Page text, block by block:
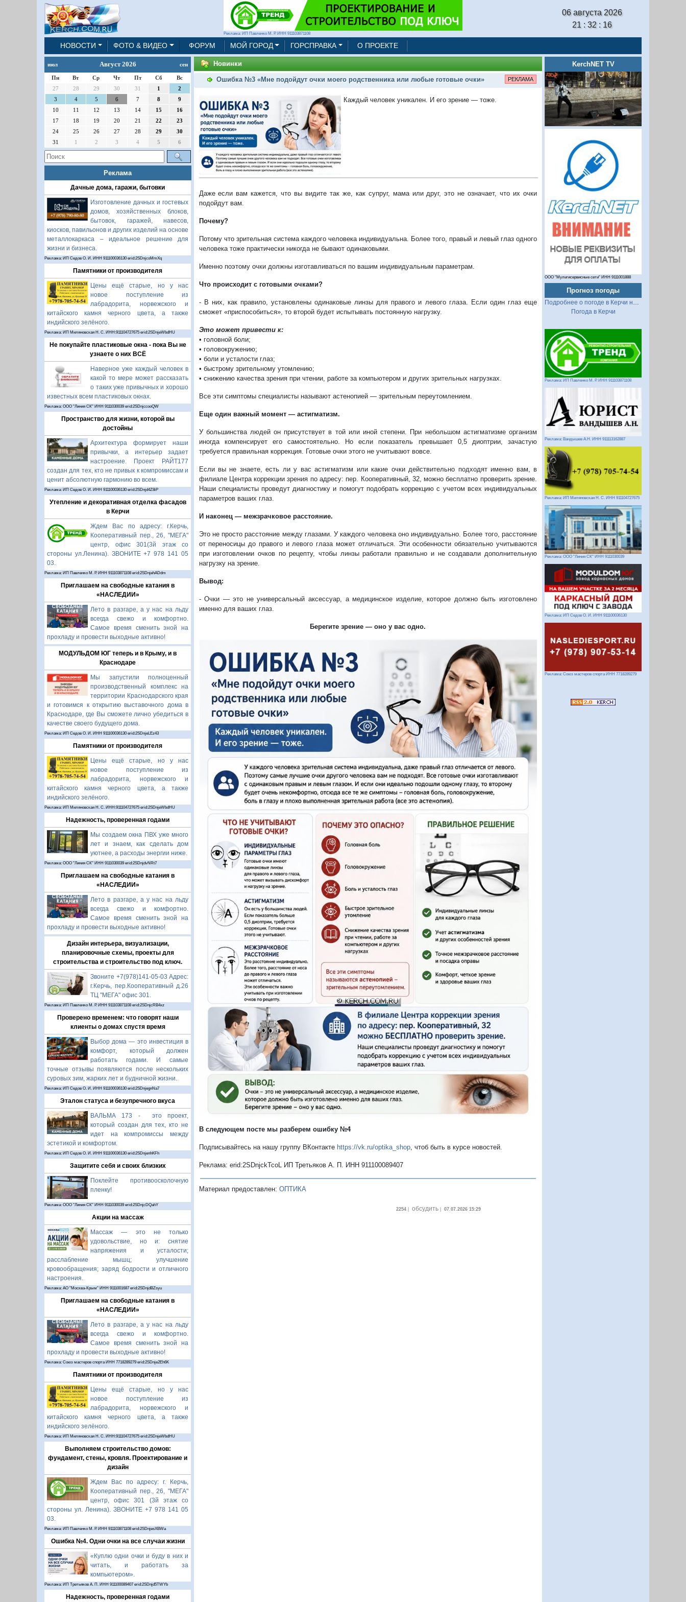
Реклама: ИП Павленко М. Р. ИНН 911103871108
06 августа 2026
21 : 32 : 17
НОВОСТИ ФОТО & ВИДЕО ФОРУМ МОЙ ГОРОД ГОРСПРАВКА О ПРОЕКТЕ
июл Август 2026 сен
Пн Вт Ср Чт Пт Сб
Вс
27
28 29 30 31 1
2
3
4 5 6 7 8
9
10
11 12 13 14 15
16
17
18 19 20 21 22
23
24
25 26 27 28 29
30
31
1 2 3 4 5 6
Реклама
Дачные дома, гаражи, бытовки
Изготовление дачных и гостевых
домов, хозяйственных блоков,
бытовок, гаражей, навесов,
киосков, павильонов и других изделий на основе
металлокаркаса – идеальное решение для
жизни и бизнеса.
Реклама: ИП Седов О. И. ИНН 911100036130 erid:2SDnjcoMmXq
Памятники от производителя
Цены ещё старые, но у нас
новое поступление из
лабрадорита, норвежского и
китайского камня черного цвета, а также
индийского зелёного.
Реклама: ИП Миляновская Н. С. ИНН:911104727675 erid:2SDnjeWbdHU
Не покупайте пластиковые окна - пока Вы не
узнаете о них ВСЁ
Наверное уже каждый человек в
какой то мере может рассказать
о таких уже привычных и хорошо
известных всем пластиковых окнах.
Реклама: ООО "Линия СК" ИНН 9111030039 erid:2SDnjccooQW
Пространство для жизни, которой вы
достойны
Архитектура формирует наши
привычки, а интерьер задает
настроение. Проект РАЙТ177
создан для тех, кто не привык к компромиссам и
ценит абсолютную гармонию во всем.
Реклама: ИП Седов О. И. ИНН 911100036130 erid:2SDnjd4Z8iP
Утепление и декоративная отделка фасадов
в Керчи
Ждем Вас по адресу: г.Керчь,
Кооперативный пер., 26, "МЕГА"
центр, офис 301(3й этаж со
стороны ул.Ленина). ЗВОНИТЕ +7 978 141 05
03.
Реклама: ИП Павленко М. Р. ИНН 911103871108 erid:2SDnjehADdm
Приглашаем на свободные катания в
«НАСЛЕДИИ»
Лето в разгаре, а у нас на льду
всегда свежо и комфортно.
Самое время сменить зной на
прохладу и провести выходные активно!
МОДУЛЬДОМ ЮГ теперь и в Крыму, и в
Краснодаре
Мы запустили полноценный
производственный комплекс на
территории Краснодарского края
и готовимся к открытию выставочного дома в
Краснодаре, где Вы сможете лично убедиться в
качестве своего будущего дома.
Реклама: ИП Седов О. И. ИНН 911100036130 erid:2SDnjeLEz43
Памятники от производителя
Цены ещё старые, но у нас
новое поступление из
лабрадорита, норвежского и
китайского камня черного цвета, а также
индийского зелёного.
Реклама: ИП Миляновская Н. С. ИНН:911104727675 erid:2SDnjeWbdHU
Надежность, проверенная годами
Мы создаем окна ПВХ уже много
лет и знаем, как сделать дом
уютнее, а расходы энергии ниже.
Реклама: ООО "Линия СК" ИНН 9111030039 erid:2SDnjdvNRt7
Приглашаем на свободные катания в
«НАСЛЕДИИ»
Лето в разгаре, а у нас на льду
всегда свежо и комфортно.
Самое время сменить зной на
прохладу и провести выходные активно!
Дизайн интерьера, визуализации,
планировочные схемы, проекты для
строительства и строительство под ключ.
Звоните +7(978)141-05-03 Адрес:
г.Керчь, пер.Кооперативный д.26
ТЦ "МЕГА" офис 301.
Реклама: ИП Павленко М. Р. ИНН 911103871108 erid:2SDnjcRB4xz
Проверено временем: что говорят наши
клиенты о домах спустя время
Выбор дома — это инвестиция в
комфорт, который должен
работать годами. И самые
точные отзывы появляются после нескольких
суровых зим, жарких лет и будничной жизни.
Реклама: ИП Седов О. И. ИНН 911100036130 erid:2SDnjegnNa7
Эталон статуса и безупречного вкуса
ВАЛЬМА 173 - это проект,
который создан для тех, кто не
идет на компромиссы между
эстетикой и комфортом.
Реклама: ИП Седов О. И. ИНН 911100036130 erid:2SDnjenhKFh
Защитите себя и своих близких
Поклейте противоосколочную
пленку!
Реклама: ООО "Линия СК" ИНН 9111030039 erid:2SDnjcDQahY
Акции на массаж
Массаж — это не только
удовольствие, но и: снятие
напряжения и усталости;
расслабление мышц; улучшение
кровообращения; заряд бодрости и отличного
настроения.
Реклама: АО "Москва-Крым" ИНН 9111001687 erid:2SDnjdBZsyu
Приглашаем на свободные катания в
«НАСЛЕДИИ»
Лето в разгаре, а у нас на льду
всегда свежо и комфортно.
Самое время сменить зной на
прохладу и провести выходные активно!
Реклама: Союз мастеров спорта ИНН 7718289279 erid:2SDnje2Eh6K
Памятники от производителя
Цены ещё старые, но у нас
новое поступление из
лабрадорита, норвежского и
китайского камня черного цвета, а также
индийского зелёного.
Реклама: ИП Миляновская Н. С. ИНН:911104727675 erid:2SDnjeWbdHU
Выполняем строительство домов:
фундамент, стены, кровля. Проектирование и
дизайн
Ждем Вас по адресу: г. Керчь,
Кооперативный пер., 26, "МЕГА"
центр, офис 301 (3й этаж со
стороны ул. Ленина). ЗВОНИТЕ +7 978 141 05
03.
Реклама: ИП Павленко М. Р. ИНН 911103871108 erid:2SDnjesXBWa
Ошибка №4. Одни очки на все случаи жизни
«Куплю одни очки и буду в них и
читать, и работать за
компьютером».
Реклама: ИП Третьяков А. П. ИНН 911100089407 erid:2SDnjd5TWYb
Надежность, проверенная годами
Новинки
Ошибка №3 «Мне подойдут очки моего родственника или любые готовые очки» РЕКЛАМА
Каждый человек уникален. И его зрение — тоже.
Даже если вам кажется, что вы видите так же, как супруг, мама или друг, это не означает, что их очки
подойдут вам.
Почему?
Потому что зрительная система каждого человека индивидуальна. Более того, правый и левый глаз одного
человека тоже практически никогда не бывают одинаковыми.
Именно поэтому очки должны изготавливаться по вашим индивидуальным параметрам.
Что происходит с готовыми очками?
- В них, как правило, установлены одинаковые линзы для правого и левого глаза. Если один глаз еще
сможет «приспособиться», то второй будет испытывать постоянную нагрузку.
Это может привести к:
• головной боли;
• головокружению;
• боли и усталости глаз;
• быстрому зрительному утомлению;
• снижению качества зрения при чтении, работе за компьютером и других зрительных нагрузках.
Все эти симптомы специалисты называют астенопией — зрительным переутомлением.
Еще один важный момент — астигматизм.
У большинства людей он присутствует в той или иной степени. При небольшом астигматизме организм
иногда компенсирует его самостоятельно. Но если показатель превышает 0,5 диоптрии, зачастую
требуется правильная коррекция. Готовые очки этого не учитывают вовсе.
Если вы не знаете, есть ли у вас астигматизм или какие очки действительно подходят именно вам, в
филиале Центра коррекции зрения по адресу: пер. Кооперативный, 32, можно бесплатно проверить зрение.
Наши специалисты проведут диагностику и помогут подобрать коррекцию с учетом всех индивидуальных
параметров ваших глаз.
И наконец — межзрачковое расстояние.
Это не просто расстояние между глазами. У каждого человека оно индивидуально. Более того, расстояние
от переносицы до правого и левого глаза может отличаться. Эти особенности обязательно учитываются
при изготовлении очков по рецепту, чтобы линзы работали правильно и не создавали дополнительную
нагрузку на зрение.
Вывод:
- Очки — это не универсальный аксессуар, а медицинское изделие, которое должно быть изготовлено
именно для ваших глаз.
Берегите зрение — оно у вас одно.
В следующем посте мы разберем ошибку №4
Подписывайтесь на нашу группу ВКонтакте https://vk.ru/optika_shop, чтоб быть в курсе новостей.
Реклама: erid:2SDnjckTcoL ИП Третьяков А. П. ИНН 911100089407
Материал предоставлен: ОПТИКА
2254| обсудить| 07.07.2026 15:29
KerchNET TV
ООО "Мультисервисные сети" ИНН 9111001888
Прогноз погоды
Подробнее о погоде в Керчи на 2 недели
Погода в Керчи
Реклама: ИП Павленко М. Р. ИНН 911103871108
Реклама: Вандышев А.Н. ИНН 911113162887
Реклама: ИП Миляновская Н. С. ИНН 911104727675
Реклама: ООО "Линия СК" ИНН 9111030039
Реклама: ИП Седов О. И. ИНН 911100036130
Реклама: Союз мастеров спорта ИНН 7718289279